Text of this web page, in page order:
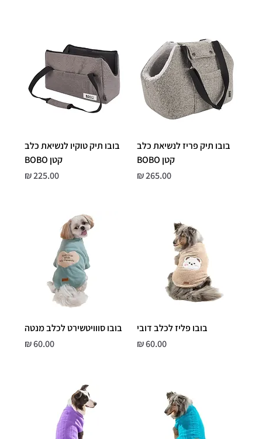
בובו תיק פריז לנשיאת כלב
קטן BOBO
מחיר
בובו תיק טוקיו לנשיאת כלב
קטן BOBO
מחיר
בובו פליז לכלב דובי
מחיר
בובו סווויטשירט לכלב מנטה
מחיר